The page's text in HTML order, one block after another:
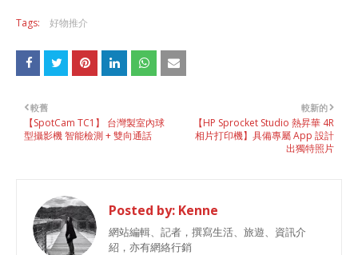
Tags: 好物推介
較新的
【HP Sprocket Studio 熱昇華 4R
相片打印機】具備專屬 App 設計
出獨特照片
較舊
【SpotCam TC1】 台灣製室內球
型攝影機 智能檢測 + 雙向通話
Posted by: Kenne
網站編輯、記者，撰寫生活、旅遊、資訊介
紹，亦有網絡行銷